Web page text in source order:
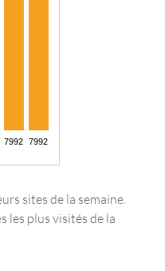
sites de la semaine.
les plus visités de la